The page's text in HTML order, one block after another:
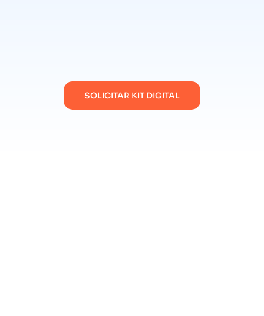
SOLICITAR KIT DIGITAL